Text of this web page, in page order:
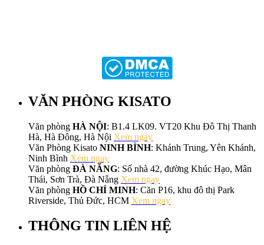
VĂN PHÒNG KISATO
Văn phòng HÀ NỘI: B1.4 LK09. VT20 Khu Đô Thị Thanh
Hà, Hà Đông, Hà Nội Xem ngay
Văn Phòng Kisato NINH BÌNH: Khánh Trung, Yên Khánh,
Ninh Bình Xem ngay
Văn phòng ĐÀ NẴNG: Số nhà 42, đường Khúc Hạo, Mân
Thái, Sơn Trà, Đà Nẵng Xem ngay
Văn phòng HỒ CHÍ MINH: Căn P16, khu đô thị Park
Riverside, Thủ Đức, HCM Xem ngay
THÔNG TIN LIÊN HỆ